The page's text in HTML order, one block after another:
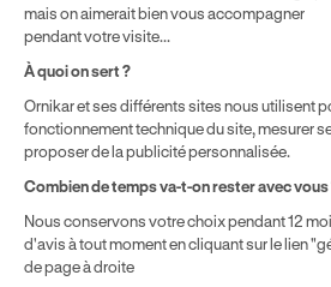
¹ Économie moyenne TTC hors
une formule initiale de préparation au
boîte manuelle Ornikar (799,34€) et en
2024. Étude menée sur le marché des
France métropolitaine & en outre-mer.
mais on aimerait bien vous accompagner
pendant votre visite...
À quoi on sert ?
Ornikar et ses différents sites nous utilisent
fonctionnement technique du site, mesurer
proposer de la publicité personnalisée.
Combien de temps va-t-on rester avec vous
Nous conservons votre choix pendant 12
d'avis à tout moment en cliquant sur le lien
de page à droite